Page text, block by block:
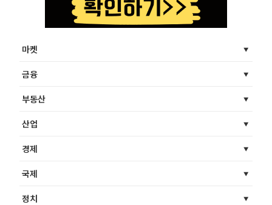
마켓
금융
부동산
산업
경제
국제
정치